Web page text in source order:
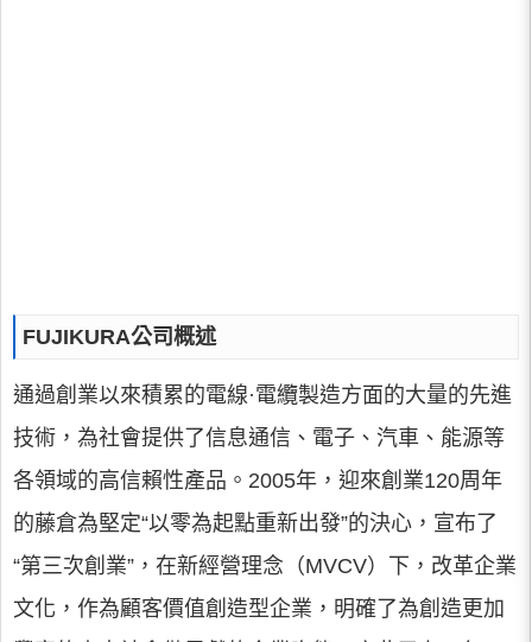
FUJIKURA公司概述
通過創業以來積累的電線·電纜製造方面的大量的先進
技術，為社會提供了信息通信、電子、汽車、能源等
各領域的高信賴性產品。2005年，迎來創業120周年
的藤倉為堅定“以零為起點重新出發”的決心，宣布了
“第三次創業”，在新經營理念（MVCV）下，改革企業
文化，作為顧客價值創造型企業，明確了為創造更加